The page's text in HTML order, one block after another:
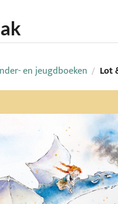
en jeugdboeken / Lot